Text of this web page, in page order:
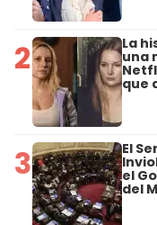
2 La
una
que
3 El
el
del